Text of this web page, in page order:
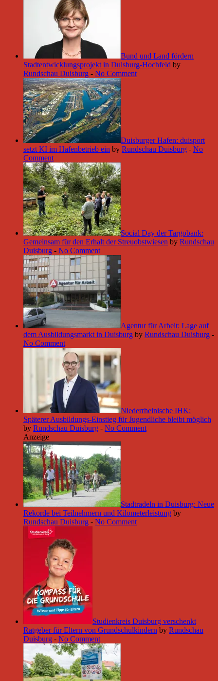
Bund und Land fördern
Stadtentwicklungsprojekt in Duisburg-Hochfeld by
Rundschau Duisburg - No Comment
Duisburger Hafen: duisport
setzt KI im Hafenbetrieb ein by Rundschau Duisburg - No
Comment
Social Day der Targobank:
Gemeinsam für den Erhalt der Streuobstwiesen by Rundschau
Duisburg - No Comment
Agentur für Arbeit: Lage auf
dem Ausbildungsmarkt in Duisburg by Rundschau Duisburg -
No Comment
Niederrheinische IHK:
Späterer Ausbildungs-Einstieg für Jugendliche bleibt möglich
by Rundschau Duisburg - No Comment
Anzeige
Stadtradeln in Duisburg: Neue
Rekorde bei Teilnehmern und Kilometerleistung by
Rundschau Duisburg - No Comment
Studienkreis Duisburg verschenkt
Ratgeber für Eltern von Grundschulkindern by Rundschau
Duisburg - No Comment